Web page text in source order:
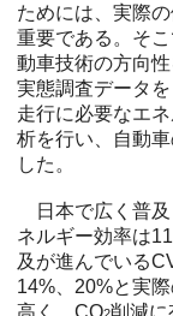
ためには、実際
重要である。そ
動車技術の方向
実態調査データ
走行に必要なエ
析を行い、自動
した。
日本で広く普及
ネルギー効率は
及が進んでいる
14%、20%と実
高く、CO 削減に